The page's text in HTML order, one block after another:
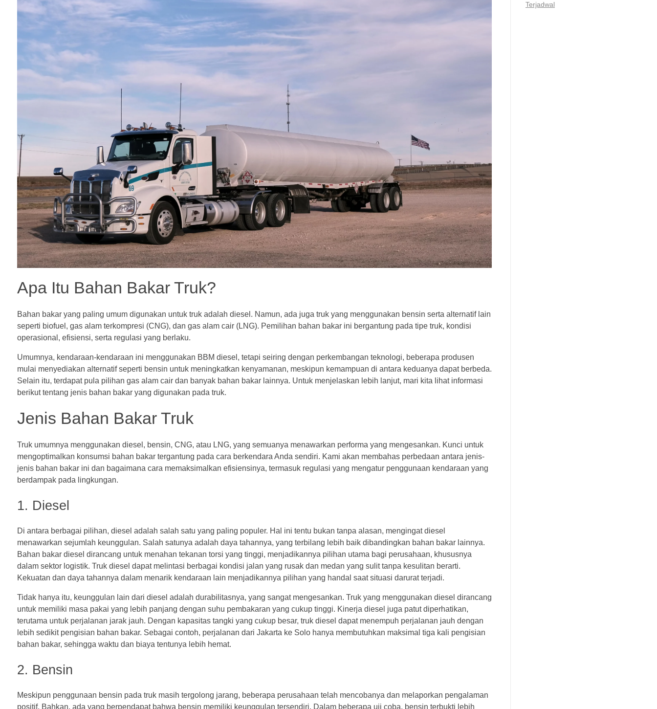
Apa Itu Bahan Bakar Truk?
Bahan bakar yang paling umum digunakan untuk truk adalah diesel. Namun, ada juga truk yang menggunakan bensin serta alternatif lain
seperti biofuel, gas alam terkompresi (CNG), dan gas alam cair (LNG). Pemilihan bahan bakar ini bergantung pada tipe truk, kondisi
operasional, efisiensi, serta regulasi yang berlaku.
Umumnya, kendaraan-kendaraan ini menggunakan BBM diesel, tetapi seiring dengan perkembangan teknologi, beberapa produsen
mulai menyediakan alternatif seperti bensin untuk meningkatkan kenyamanan, meskipun kemampuan di antara keduanya dapat berbeda.
Selain itu, terdapat pula pilihan gas alam cair dan banyak bahan bakar lainnya. Untuk menjelaskan lebih lanjut, mari kita lihat informasi
berikut tentang jenis bahan bakar yang digunakan pada truk.
Jenis Bahan Bakar Truk
Truk umumnya menggunakan diesel, bensin, CNG, atau LNG, yang semuanya menawarkan performa yang mengesankan. Kunci untuk
mengoptimalkan konsumsi bahan bakar tergantung pada cara berkendara Anda sendiri. Kami akan membahas perbedaan antara jenis-
jenis bahan bakar ini dan bagaimana cara memaksimalkan efisiensinya, termasuk regulasi yang mengatur penggunaan kendaraan yang
berdampak pada lingkungan.
1. Diesel
Di antara berbagai pilihan, diesel adalah salah satu yang paling populer. Hal ini tentu bukan tanpa alasan, mengingat diesel
menawarkan sejumlah keunggulan. Salah satunya adalah daya tahannya, yang terbilang lebih baik dibandingkan bahan bakar lainnya.
Bahan bakar diesel dirancang untuk menahan tekanan torsi yang tinggi, menjadikannya pilihan utama bagi perusahaan, khususnya
dalam sektor logistik. Truk diesel dapat melintasi berbagai kondisi jalan yang rusak dan medan yang sulit tanpa kesulitan berarti.
Kekuatan dan daya tahannya dalam menarik kendaraan lain menjadikannya pilihan yang handal saat situasi darurat terjadi.
Tidak hanya itu, keunggulan lain dari diesel adalah durabilitasnya, yang sangat mengesankan. Truk yang menggunakan diesel dirancang
untuk memiliki masa pakai yang lebih panjang dengan suhu pembakaran yang cukup tinggi. Kinerja diesel juga patut diperhatikan,
terutama untuk perjalanan jarak jauh. Dengan kapasitas tangki yang cukup besar, truk diesel dapat menempuh perjalanan jauh dengan
lebih sedikit pengisian bahan bakar. Sebagai contoh, perjalanan dari Jakarta ke Solo hanya membutuhkan maksimal tiga kali pengisian
bahan bakar, sehingga waktu dan biaya tentunya lebih hemat.
2. Bensin
Meskipun penggunaan bensin pada truk masih tergolong jarang, beberapa perusahaan telah mencobanya dan melaporkan pengalaman
positif. Bahkan, ada yang berpendapat bahwa bensin memiliki keunggulan tersendiri. Dalam beberapa uji coba, bensin terbukti lebih
Terjadwal